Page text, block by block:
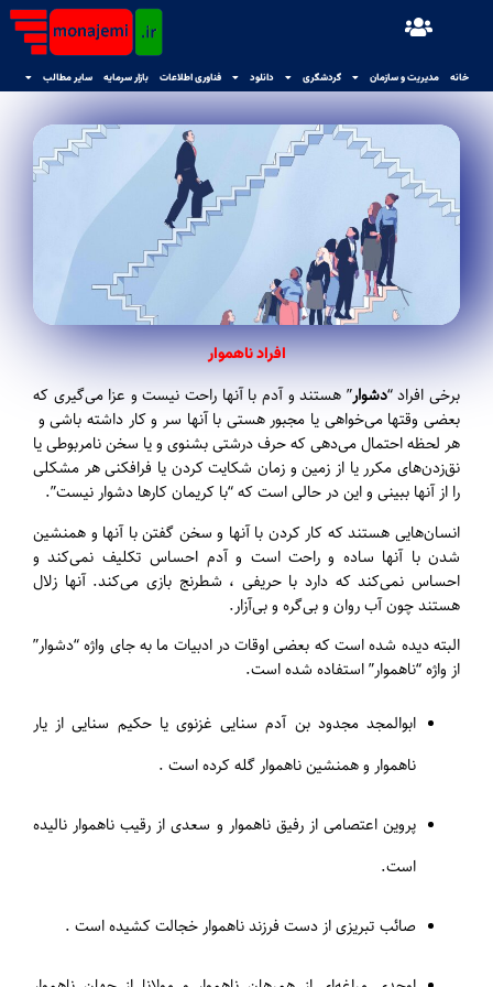
خانه مدیریت و سازمان گردشگری دانلود فناوری اطلاعات بازار سرمایه سایر مطالب
افراد ناهموار
برخی افراد “دشوار” هستند و آدم با آنها راحت نیست و عزا می‌گیری که
بعضی وقتها می‌خواهی یا مجبور هستی با آنها سر و کار داشته باشی و
هر لحظه احتمال می‌دهی که حرف درشتی بشنوی و یا سخن نامربوطی یا
نق‌زدن‌های مکرر یا از زمین و زمان شکایت کردن یا فرافکنی هر مشکلی
را از آنها ببینی و این در حالی است که“با کریمان کارها دشوار نیست”.
انسان‌هایی هستند که کار کردن با آنها و سخن گفتن با آنها و همنشین
شدن با آنها ساده و راحت است و آدم احساس تکلیف نمی‌کند و
احساس نمی‌کند که دارد با حریفی ، شطرنج بازی می‌کند. آنها زلال
هستند چون آب روان و بی‌گره و بی‌آزار.
البته دیده شده است که بعضی اوقات در ادبیات ما به جای واژه “دشوار”
از واژه “ناهموار” استفاده شده است.
ابوالمجد مجدود بن آدم سنایی غزنوی یا حکیم سنایی از یار
ناهموار و همنشین ناهموار گله کرده است .
پروین اعتصامی از رفیق ناهموار و سعدی از رقیب ناهموار نالیده
است.
صائب تبریزی از دست فرزند ناهموار خجالت کشیده است .